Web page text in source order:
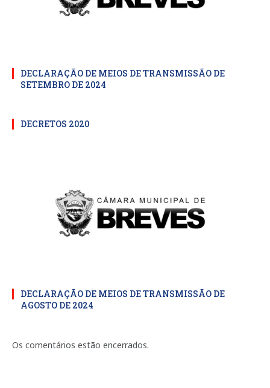
DECLARAÇÃO DE MEIOS DE TRANSMISSÃO DE
SETEMBRO DE 2024
DECRETOS 2020
DECLARAÇÃO DE MEIOS DE TRANSMISSÃO DE
AGOSTO DE 2024
Os comentários estão encerrados.